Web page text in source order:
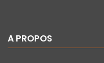
A PROPOS